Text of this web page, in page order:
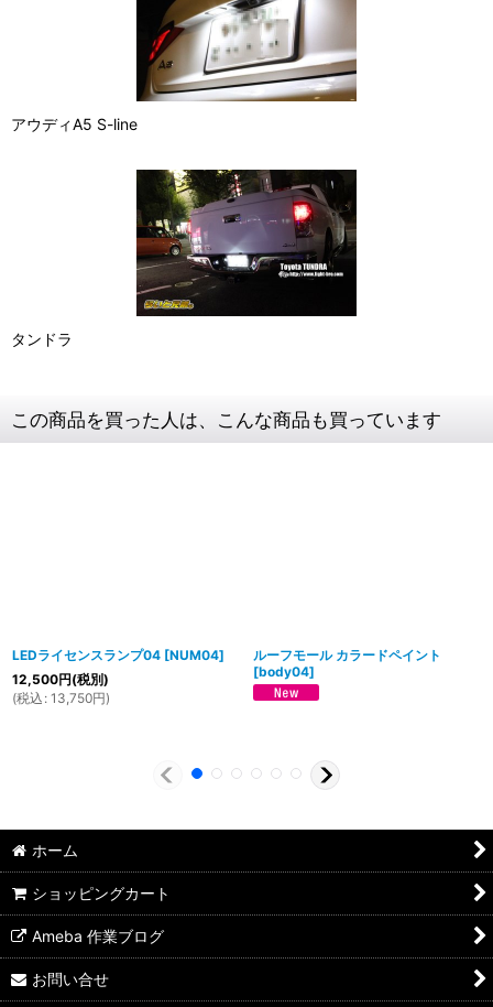
アウディA5 S-line
タンドラ
この商品を買った人は、こんな商品も買っています
LEDライセンスランプ04 [NUM04]
12,500円(税別)
(税込 : 13,750円)
ルーフモール カラードペイント
[body04]
ホーム
ショッピングカート
Ameba 作業ブログ
お問い合せ